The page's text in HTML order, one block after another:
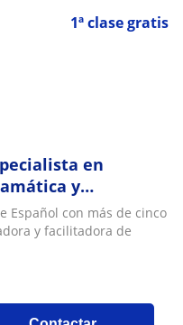
1ª clase gratis
en
y
Español con más de cinco
y facilitadora de